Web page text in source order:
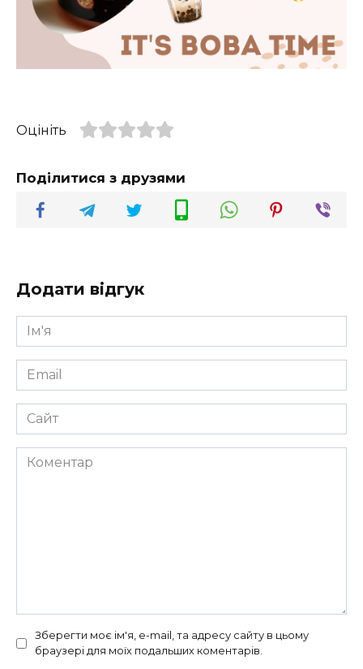
Оцініть
Поділитися з друзями
Додати відгук
Ім'я
*
Email
*
Сайт
Коментар
Зберегти моє ім'я, e-mail, та адресу сайту в цьому
браузері для моїх подальших коментарів.